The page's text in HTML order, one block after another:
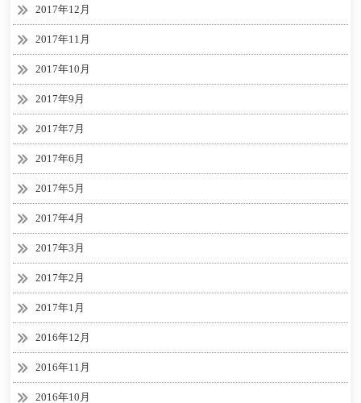
2017年12月
2017年11月
2017年10月
2017年9月
2017年7月
2017年6月
2017年5月
2017年4月
2017年3月
2017年2月
2017年1月
2016年12月
2016年11月
2016年10月